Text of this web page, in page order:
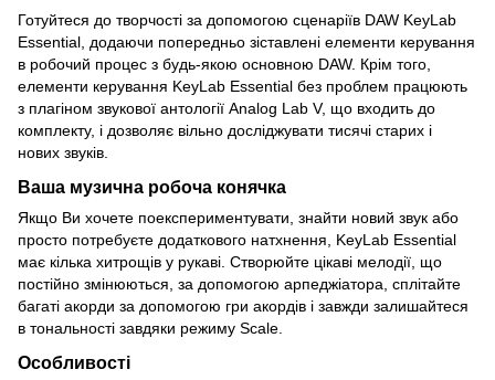
Готуйтеся до творчості за допомогою сценаріїв DAW KeyLab
Essential, додаючи попередньо зіставлені елементи керування
в робочий процес з будь-якою основною DAW. Крім того,
елементи керування KeyLab Essential без проблем працюють
з плагіном звукової антології Analog Lab V, що входить до
комплекту, і дозволяє вільно досліджувати тисячі старих і
нових звуків.
Ваша музична робоча конячка
Якщо Ви хочете поекспериментувати, знайти новий звук або
просто потребуєте додаткового натхнення, KeyLab Essential
має кілька хитрощів у рукаві. Створюйте цікаві мелодії, що
постійно змінюються, за допомогою арпеджіатора, сплітайте
багаті акорди за допомогою гри акордів і завжди залишайтеся
в тональності завдяки режиму Scale.
Особливості